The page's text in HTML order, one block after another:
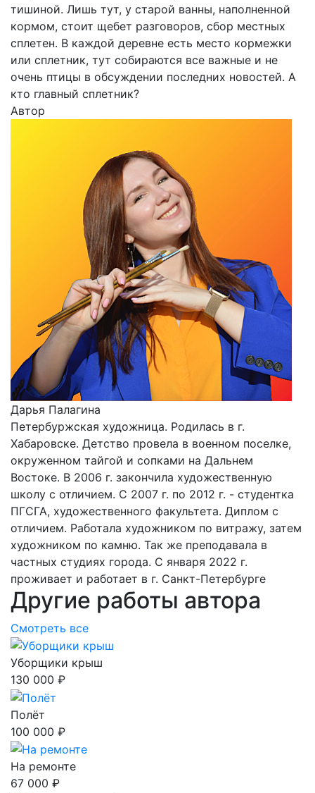
тишиной. Лишь тут, у старой ванны, наполненной
кормом, стоит щебет разговоров, сбор местных
сплетен. В каждой деревне есть место кормежки
или сплетник, тут собираются все важные и не
очень птицы в обсуждении последних новостей. А
кто главный сплетник?
Автор
Дарья Палагина
Петербуржская художница. Родилась в г.
Хабаровске. Детство провела в военном поселке,
окруженном тайгой и сопками на Дальнем
Востоке. В 2006 г. закончила художественную
школу с отличием. С 2007 г. по 2012 г. - студентка
ПГСГА, художественного факультета. Диплом с
отличием. Работала художником по витражу, затем
художником по камню. Так же преподавала в
частных студиях города. С января 2022 г.
проживает и работает в г. Санкт-Петербурге
Другие работы автора
Смотреть все
Уборщики крыш
130 000 ₽
Полёт
100 000 ₽
На ремонте
67 000 ₽